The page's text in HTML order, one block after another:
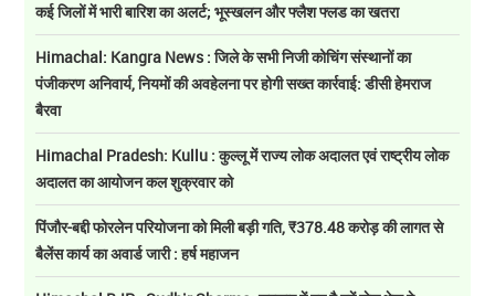
कई जिलों में भारी बारिश का अलर्ट; भूस्खलन और फ्लैश फ्लड का खतरा
Himachal: Kangra News : जिले के सभी निजी कोचिंग संस्थानों का
पंजीकरण अनिवार्य, नियमों की अवहेलना पर होगी सख्त कार्रवाई: डीसी हेमराज
बैरवा
Himachal Pradesh: Kullu : कुल्लू में राज्य लोक अदालत एवं राष्ट्रीय लोक
अदालत का आयोजन कल शुक्रवार को
पिंजौर-बद्दी फोरलेन परियोजना को मिली बड़ी गति, ₹378.48 करोड़ की लागत से
बैलेंस कार्य का अवार्ड जारी : हर्ष महाजन